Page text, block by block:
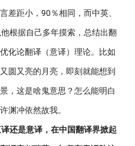
差距小，90％相同，而中英、
根据自己多年摸索，总结出翻
化论翻译（意译）理论。比如
圆又亮的月亮，即刻就能想到
，这是啥鬼意思？怎么能明白
渊冲依然故我。
还是意译，在中国翻译界掀起